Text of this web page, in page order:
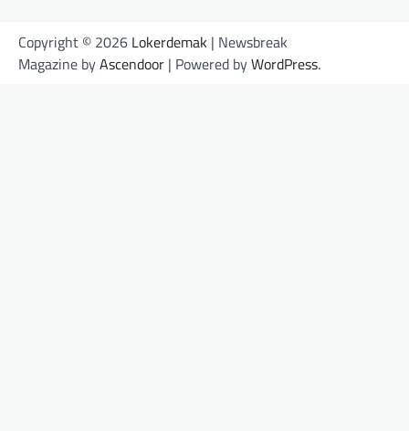
Copyright © 2026 Lokerdemak | Newsbreak
Magazine byAscendoor | Powered byWordPress.